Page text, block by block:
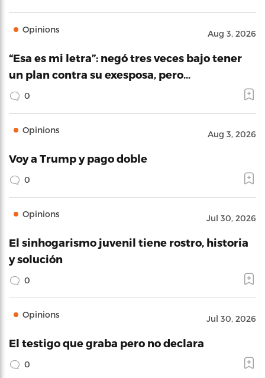
Opinions Aug 3, 2026
“Esa es mi letra”: negó tres veces bajo tener
un plan contra su exesposa, pero…
0
Opinions Aug 3, 2026
Voy a Trump y pago doble
0
Opinions Jul 30, 2026
El sinhogarismo juvenil tiene rostro, historia
y solución
0
Opinions Jul 30, 2026
El testigo que graba pero no declara
0